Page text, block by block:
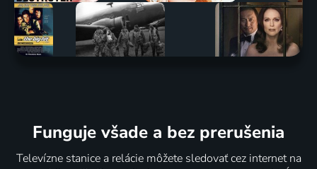
Funguje všade a bez prerušenia
Televízne stanice a relácie môžete sledovať cez internet na